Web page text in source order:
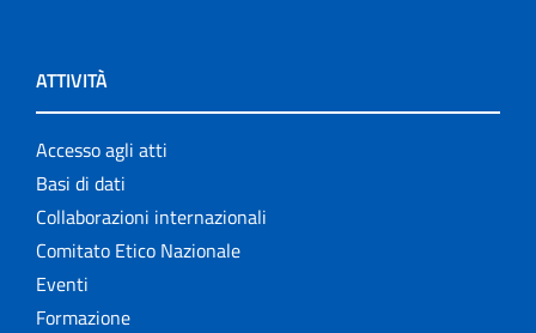
ATTIVITÀ
Accesso agli atti
Basi di dati
Collaborazioni internazionali
Comitato Etico Nazionale
Eventi
Formazione